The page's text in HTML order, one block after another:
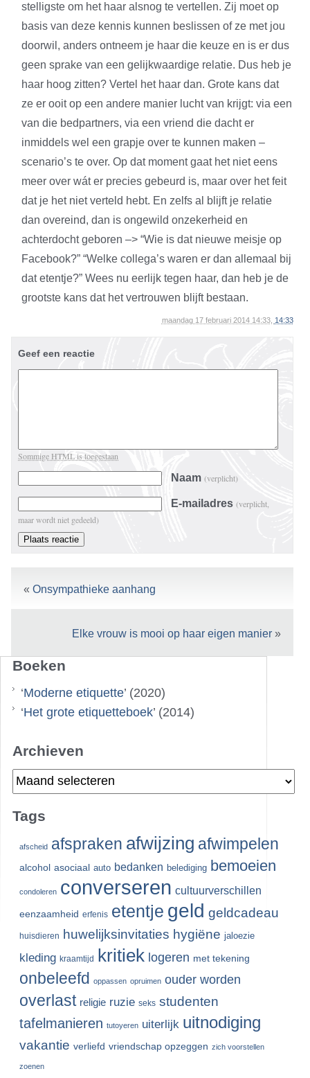
stelligste om het haar alsnog te vertellen. Zij moet op
basis van deze kennis kunnen beslissen of ze met jou
doorwil, anders ontneem je haar die keuze en is er dus
geen sprake van een gelijkwaardige relatie. Dus heb je
haar hoog zitten? Vertel het haar dan. Grote kans dat
ze er ooit op een andere manier lucht van krijgt: via een
van die bedpartners, via een vriend die dacht er
inmiddels wel een grapje over te kunnen maken –
scenario’s te over. Op dat moment gaat het niet eens
meer over wát er precies gebeurd is, maar over het feit
dat je het niet verteld hebt. En zelfs al blijft je relatie
dan overeind, dan is ongewild onzekerheid en
achterdocht geboren –> “Wie is dat nieuwe meisje op
Facebook?” “Welke collega’s waren er dan allemaal bij
dat etentje?” Wees nu eerlijk tegen haar, dan heb je de
grootste kans dat het vertrouwen blijft bestaan.
maandag 17 februari 2014 14:33, 14:33
Geef een reactie
Sommige HTML is toegestaan
Naam (verplicht)
E-mailadres (verplicht,
maar wordt niet gedeeld)
« Onsympathieke aanhang
Elke vrouw is mooi op haar eigen manier»
Boeken
‘Moderne etiquette’ (2020)
‘Het grote etiquetteboek’ (2014)
Archieven
Archieven
Tags
afscheid afspraken afwijzing afwimpelen
alcohol asociaal auto bedanken belediging bemoeien
condoleren converseren cultuurverschillen
eenzaamheid erfenis etentje geld geldcadeau
huisdieren huwelijksinvitaties hygiëne jaloezie
kleding kraamtijd kritiek logeren met tekening
onbeleefd oppassen opruimen ouder worden
overlast religie ruzie seks studenten
tafelmanieren tutoyeren uiterlijk uitnodiging
vakantie verliefd vriendschap opzeggen zich voorstellen
zoenen